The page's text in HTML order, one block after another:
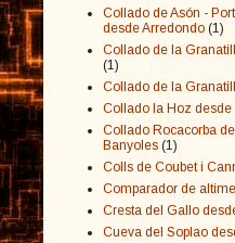
Collado de Asón -
desde Arredondo (1)
Collado de la
(1)
Collado de la
Collado la Hoz desde
Collado Rocacorba
Banyoles (1)
Colls de Coubet i
Comparador de
Cresta del Gallo
Cueva del Soplao